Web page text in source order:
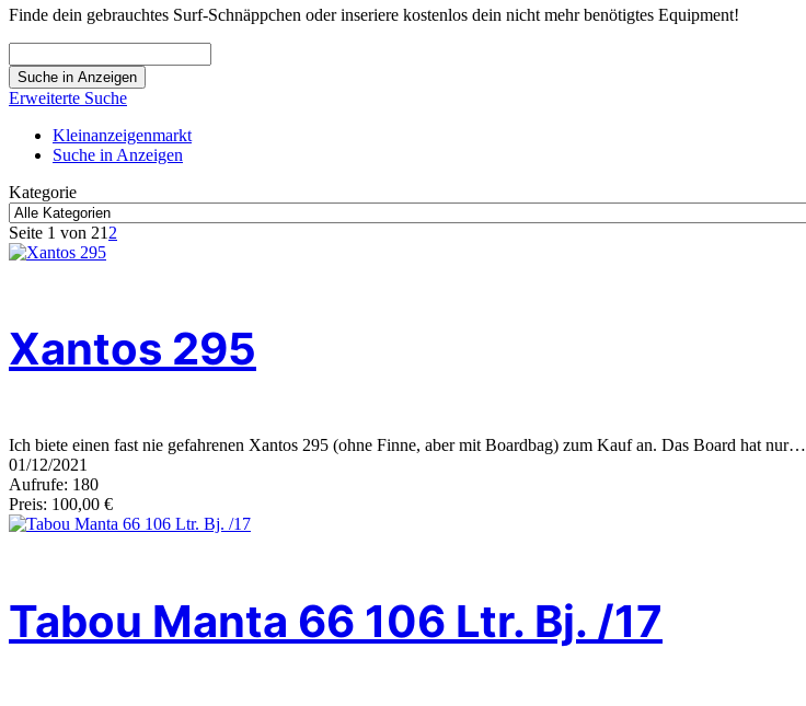
Finde dein gebrauchtes Surf-Schnäppchen oder inseriere kostenlos dein nicht mehr benötigtes Equipment!
nach:
Erweiterte Suche
Kleinanzeigenmarkt
Suche in Anzeigen
Kategorie
Seite 1 von 21 2
Xantos 295
Ich biete einen fast nie gefahrenen Xantos 295 (ohne Finne, aber mit Boardbag) zum Kauf an. Das Board hat nur…
01/12/2021
Aufrufe: 180
Preis: 100,00 €
Tabou Manta 66 106 Ltr. Bj. /17